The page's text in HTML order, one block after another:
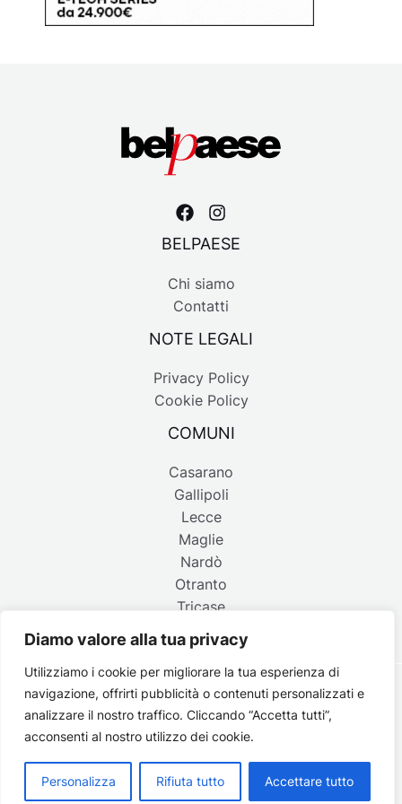
Diamo valore alla tua privacy
Utilizziamo i cookie per migliorare la tua esperienza di
navigazione, offrirti pubblicità o contenuti personalizzati e
analizzare il nostro traffico. Cliccando “Accetta tutti”,
acconsenti al nostro utilizzo dei cookie.
Personalizza Rifiuta tutto Accettare tutto
BELPAESE
Chi siamo
Contatti
NOTE LEGALI
Privacy Policy
Cookie Policy
COMUNI
Casarano
Gallipoli
Lecce
Maglie
Nardò
Otranto
Tricase
Copyright © 2026 Belpaese | Periodico d'informazione del
Salento - P.IVA 4637850753 - Testata registrata il 18 gennaio